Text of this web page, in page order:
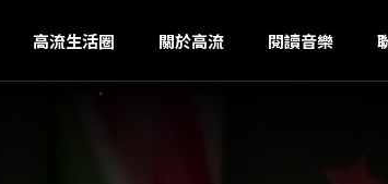
高流生活圈 關於高流 閱讀音樂